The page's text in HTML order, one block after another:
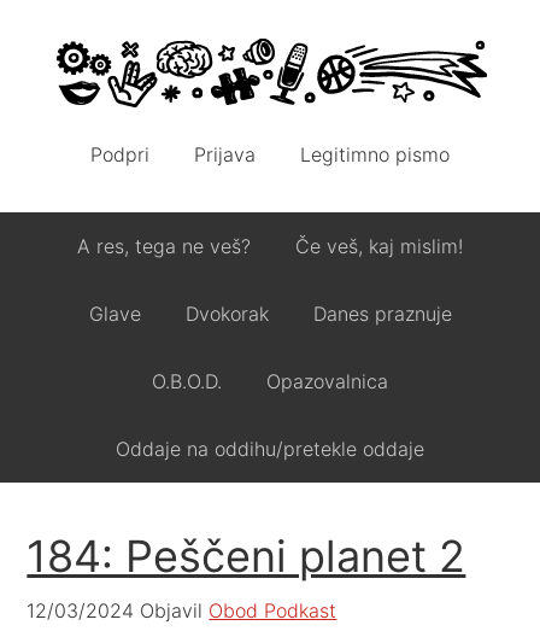
Podpri Prijava Legitimno pismo
A res, tega ne veš? Če veš, kaj mislim!
Glave Dvokorak Danes praznuje
O.B.O.D. Opazovalnica
Oddaje na oddihu/pretekle oddaje
184: Peščeni planet 2
12/03/2024 Objavil Obod Podkast